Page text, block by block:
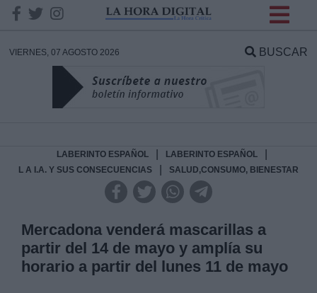
VIERNES, 07 AGOSTO 2026 BUSCAR
LABERINTO ESPAÑOL LABERINTO ESPAÑOL
L A I.A. Y SUS CONSECUENCIAS SALUD,CONSUMO, BIENESTAR
Mercadona venderá mascarillas a
partir del 14 de mayo y amplía su
horario a partir del lunes 11 de mayo
DATOS
Responsable:
Legitimación: